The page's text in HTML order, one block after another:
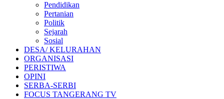
Pendidikan
Pertanian
Politik
Sejarah
Sosial
DESA/ KELURAHAN
ORGANISASI
PERISTIWA
OPINI
SERBA-SERBI
FOCUS TANGERANG TV